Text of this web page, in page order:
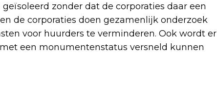
zonder dat de corporaties daar een
de corporaties doen gezamenlijk onderzoek
voor huurders te verminderen. Ook wordt er
een monumentenstatus versneld kunnen